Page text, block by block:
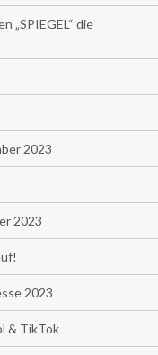
„SPIEGEL“ die
2023
2023
2023
& TikTok